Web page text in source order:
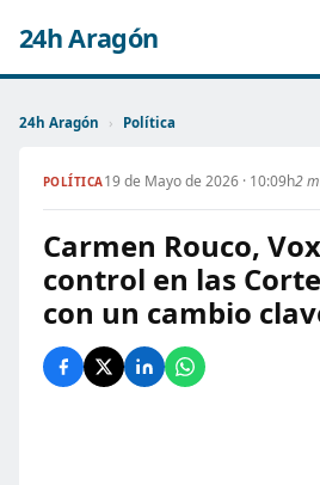
24h Aragón
24h Aragón › Política
POLÍTICA19 de Mayo de 2026 · 10:09h2
Carmen Rouco,
control en las
con un cambio